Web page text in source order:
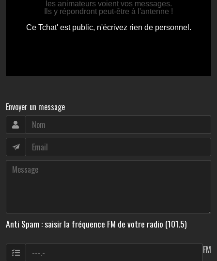
Envoyer un message
Anti Spam : saisir la fréquence FM de votre radio (101.5)
FM